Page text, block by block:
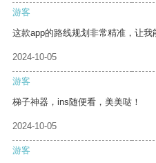
游客
这款app的路线规划非常精准，让我
2024-10-05
游客
梯子神器，ins随便看，美美哒！
2024-10-05
游客